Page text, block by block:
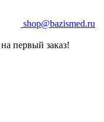
shop@bazismed.ru
первый заказ!